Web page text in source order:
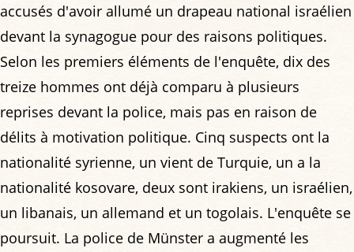
accusés d'avoir allumé un drapeau national israélien
devant la synagogue pour des raisons politiques.
Selon les premiers éléments de l'enquête, dix des
treize hommes ont déjà comparu à plusieurs
reprises devant la police, mais pas en raison de
délits à motivation politique. Cinq suspects ont la
nationalité syrienne, un vient de Turquie, un a la
nationalité kosovare, deux sont irakiens, un israélien,
un libanais, un allemand et un togolais. L'enquête se
poursuit. La police de Münster a augmenté les